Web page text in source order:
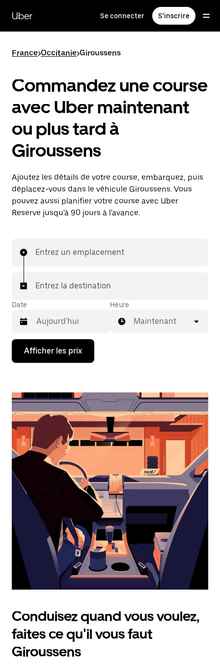
contenu
principal
Uber Se connecter S'inscrire
France>Occitanie>Giroussens
Commandez une course
avec Uber maintenant
ou plus tard à
Giroussens
Ajoutez les détails de votre course, embarquez, puis
déplacez-vous dans le véhicule Giroussens. Vous
pouvez aussi planifier votre course avec Uber
Reserve jusqu'à 90 jours à l'avance.
Entrez un emplacement
Entrez la destination
Date
Appuyez
la
bas
interagir
avec
calendrier
et
sélectionner
une
date.
Appuyez
d'échappement
pour
fermer
calendrier.
Heure
Maintenant
Afficher les prix
Conduisez quand vous voulez,
faites ce qu'il vous faut
Giroussens